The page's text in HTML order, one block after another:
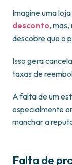
Imagine uma
desconto, mas,
descobre que o
Isso gera
taxas de
A falta de um
especialmente
manchar a
Falta de